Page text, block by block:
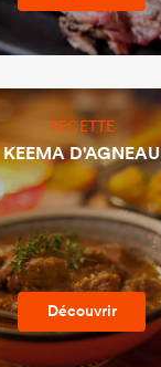
RECETTE
KEEMA D'AGNEAU
Découvrir